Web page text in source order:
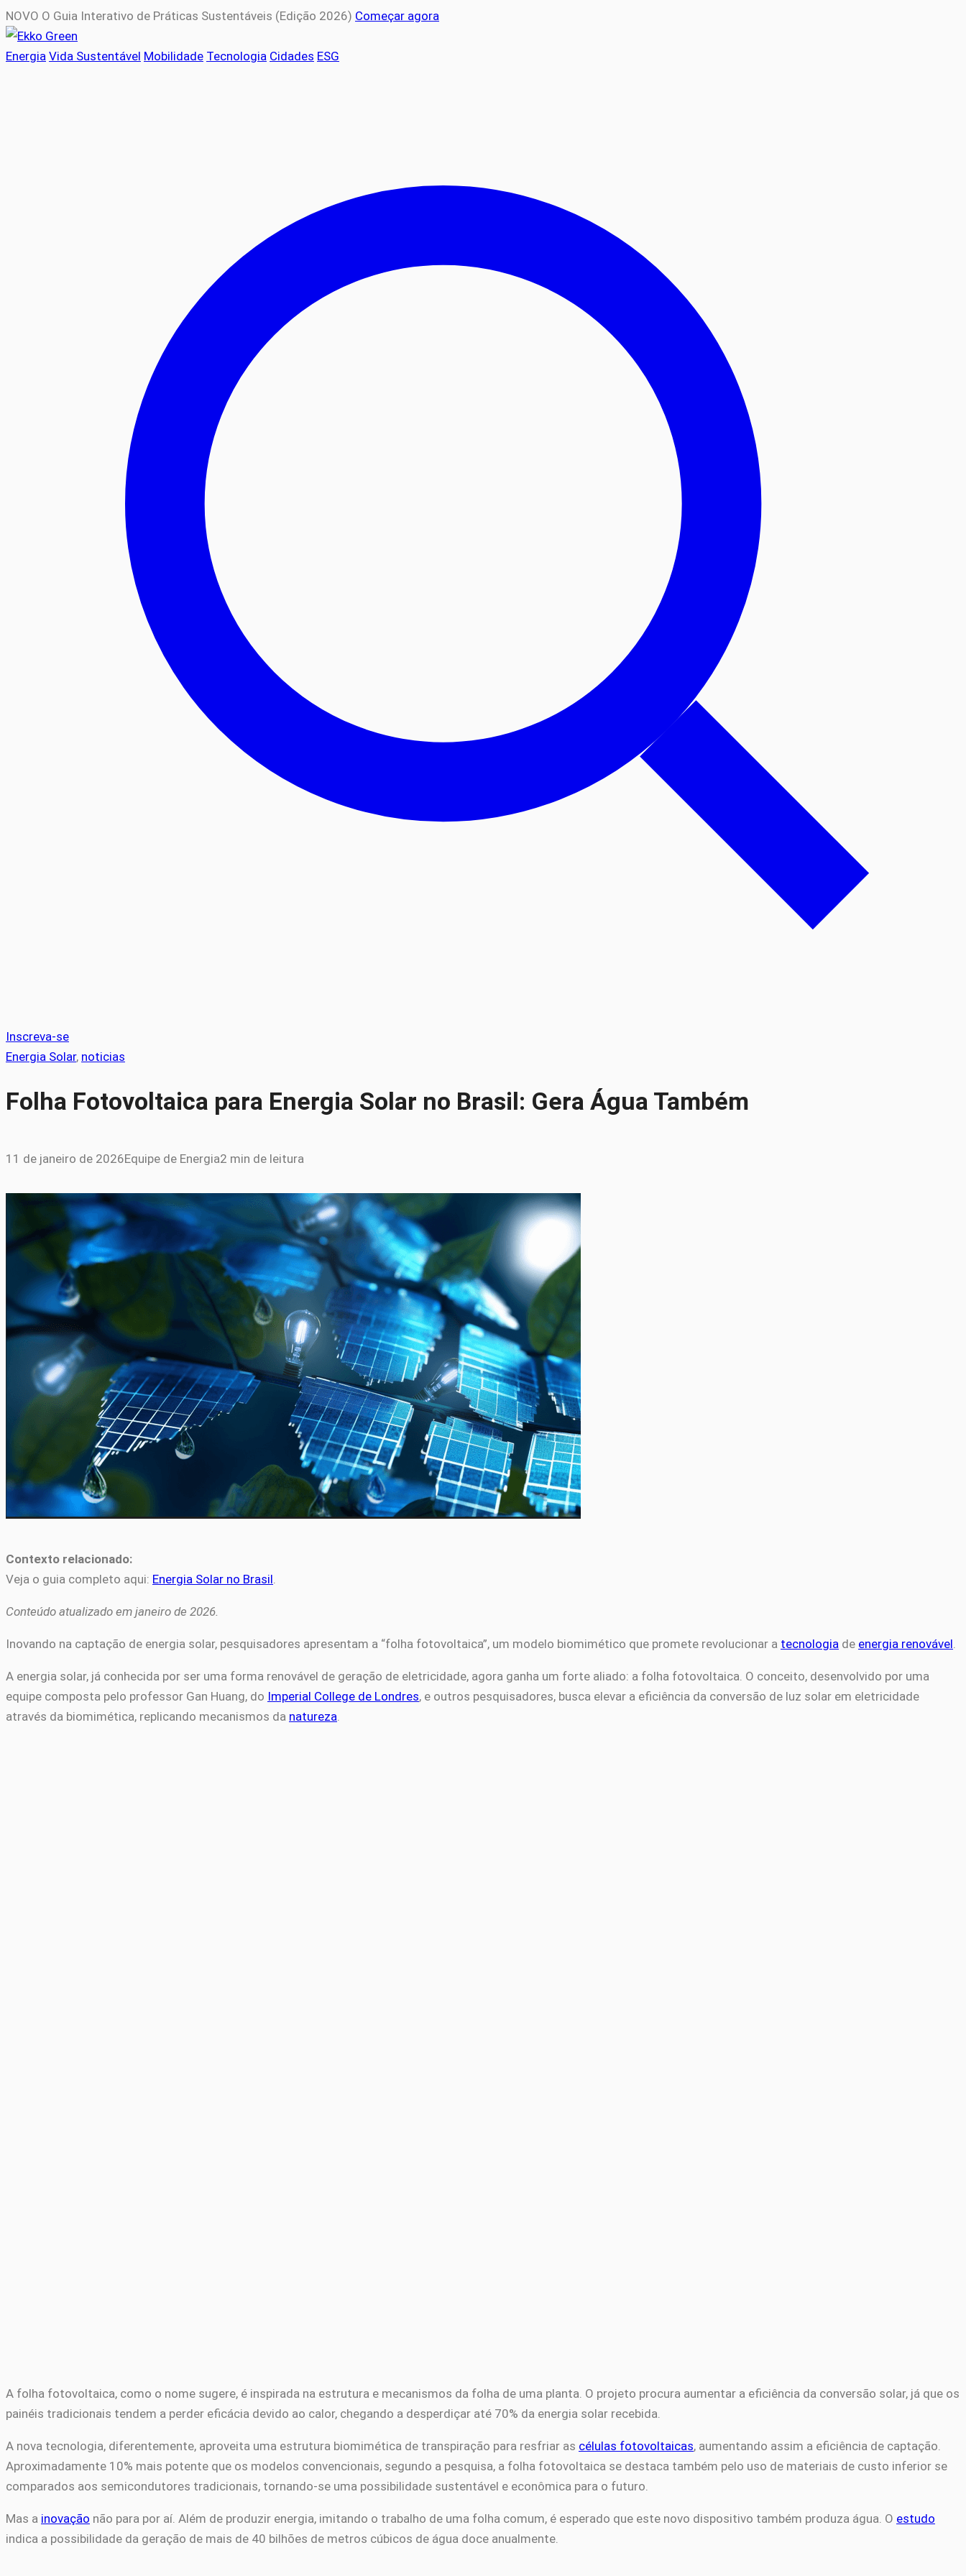
NOVO O Guia Interativo de Práticas Sustentáveis (Edição 2026) Começar agora
Energia Vida Sustentável Mobilidade Tecnologia Cidades ESG
Inscreva-se
Energia Solar, noticias
Folha Fotovoltaica para Energia Solar no Brasil: Gera Água Também
11 de janeiro de 2026Equipe de Energia2 min de leitura
Contexto relacionado:
Veja o guia completo aqui: Energia Solar no Brasil.
Conteúdo atualizado em janeiro de 2026.
Inovando na captação de energia solar, pesquisadores apresentam a “folha fotovoltaica”, um modelo biomimético que promete revolucionar a tecnologia de energia renovável.
A energia solar, já conhecida por ser uma forma renovável de geração de eletricidade, agora ganha um forte aliado: a folha fotovoltaica. O conceito, desenvolvido por uma
equipe composta pelo professor Gan Huang, do Imperial College de Londres, e outros pesquisadores, busca elevar a eficiência da conversão de luz solar em eletricidade
através da biomimética, replicando mecanismos da natureza.
A folha fotovoltaica, como o nome sugere, é inspirada na estrutura e mecanismos da folha de uma planta. O projeto procura aumentar a eficiência da conversão solar, já que os
painéis tradicionais tendem a perder eficácia devido ao calor, chegando a desperdiçar até 70% da energia solar recebida.
A nova tecnologia, diferentemente, aproveita uma estrutura biomimética de transpiração para resfriar as células fotovoltaicas, aumentando assim a eficiência de captação.
Aproximadamente 10% mais potente que os modelos convencionais, segundo a pesquisa, a folha fotovoltaica se destaca também pelo uso de materiais de custo inferior se
comparados aos semicondutores tradicionais, tornando-se uma possibilidade sustentável e econômica para o futuro.
Mas a inovação não para por aí. Além de produzir energia, imitando o trabalho de uma folha comum, é esperado que este novo dispositivo também produza água. O estudo
indica a possibilidade da geração de mais de 40 bilhões de metros cúbicos de água doce anualmente.